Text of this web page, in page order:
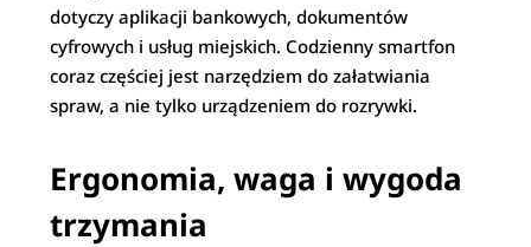
dotyczy aplikacji bankowych, dokumentów
cyfrowych i usług miejskich. Codzienny smartfon
coraz częściej jest narzędziem do załatwiania
spraw, a nie tylko urządzeniem do rozrywki.
Ergonomia, waga i wygoda
trzymania